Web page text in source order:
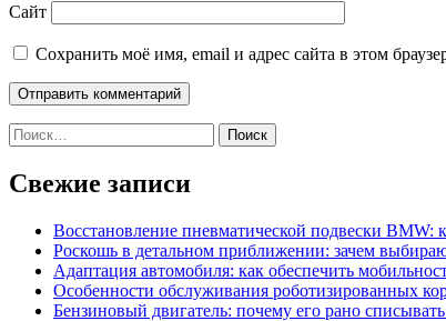
Сайт
Сохранить моё имя, email и адрес сайта в этом
Найти:
Свежие записи
Восстановление пневматической подвески BMW:
Роскошь в детальном приближении: зачем
Адаптация автомобиля: как обеспечить
Особенности обслуживания роботизированных
Бензиновый двигатель: почему его рано